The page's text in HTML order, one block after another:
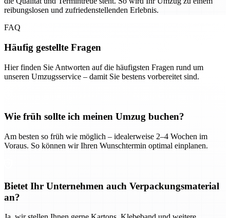
reibungslosen und zufriedenstellenden Erlebnis.
FAQ
Häufig gestellte Fragen
Hier finden Sie Antworten auf die häufigsten Fragen rund um
unseren Umzugsservice – damit Sie bestens vorbereitet sind.
Wie früh sollte ich meinen Umzug buchen?
Am besten so früh wie möglich – idealerweise 2–4 Wochen im
Voraus. So können wir Ihren Wunschtermin optimal einplanen.
Bietet Ihr Unternehmen auch Verpackungsmaterial
an?